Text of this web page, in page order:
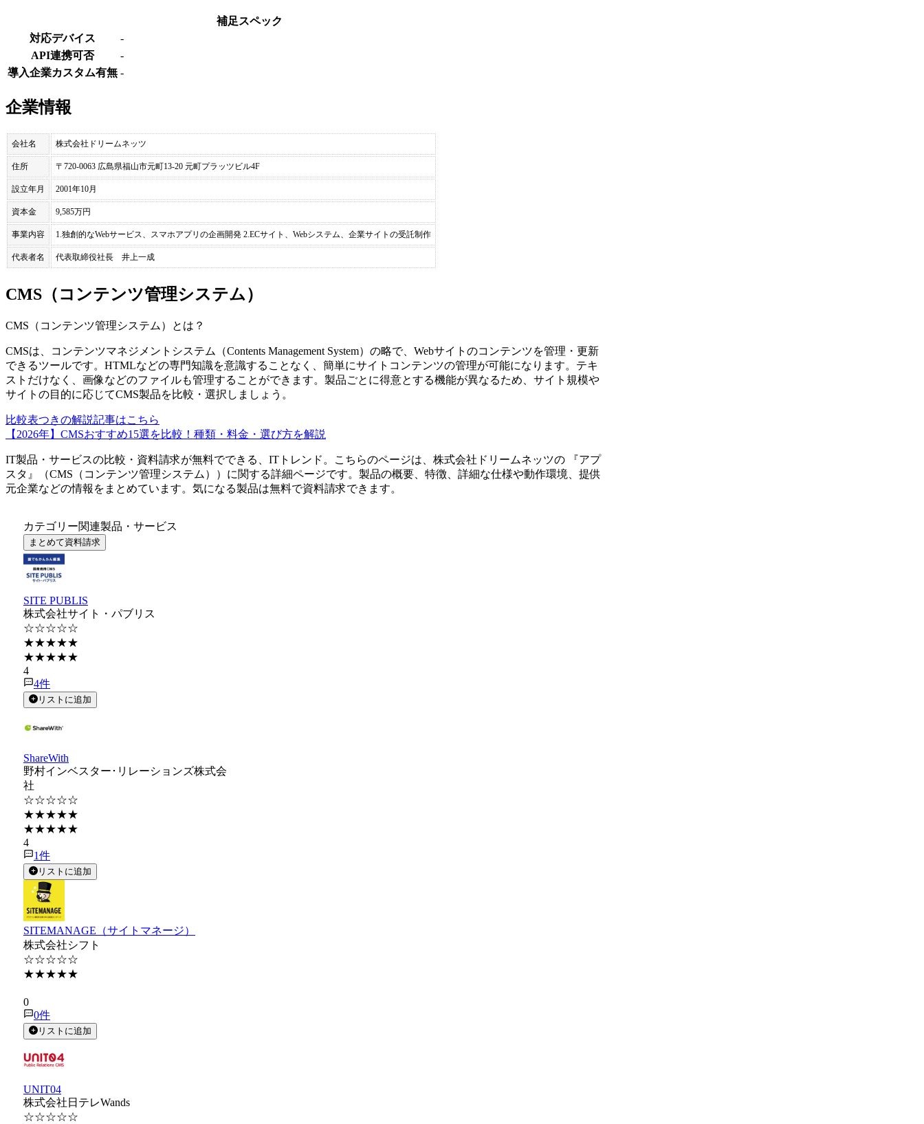
補足スペック
対応デバイス
-
API連携可否
-
導入企業カスタム有無 -
企業情報
会社名 株式会社ドリームネッツ
住所 〒720-0063 広島県福山市元町13-20 元町プラッツビル4F
設立年月 2001年10月
資本金 9,585万円
事業内容 1.独創的なWebサービス、スマホアプリの企画開発 2.ECサイト、Webシステム、企業サイトの受託制作
代表者名 代表取締役社長 井上一成
CMS（コンテンツ管理システム）
CMS（コンテンツ管理システム） とは？
CMSは、コンテンツマネジメントシステム（Contents Management System）の略で、Webサイトのコンテンツを管理・更新
できるツールです。HTMLなどの専門知識を意識することなく、簡単にサイトコンテンツの管理が可能になります。テキ
ストだけなく、画像などのファイルも管理することができます。製品ごとに得意とする機能が異なるため、サイト規模や
サイトの目的に応じてCMS製品を比較・選択しましょう。
比較表つきの解説記事はこちら
【2026年】CMSおすすめ15選を比較！種類・料金・選び方を解説
IT製品・サービスの比較・資料請求が無料でできる、ITトレンド。こちらのページは、 株式会社ドリームネッツの 『アプ
スタ 』（CMS（コンテンツ管理システム）
）に関する詳細ページです。製品の概要、特徴、詳細な仕様や動作環境、提供
元企業などの情報をまとめています。気になる製品は無料で資料請求できます。
カテゴリー関連製品・サービス
まとめて資料請求
SITE PUBLIS
株式会社サイト・パブリス
☆☆☆☆☆
★★★★★
★★★★★
4
4件
リストに追加
ShareWith
野村インベスター･リレーションズ株式会
社
☆☆☆☆☆
★★★★★
★★★★★
4
1件
リストに追加
SITEMANAGE（サイトマネージ）
株式会社シフト
☆☆☆☆☆
★★★★★
0
0件
リストに追加
UNIT04
株式会社日テレWands
☆☆☆☆☆